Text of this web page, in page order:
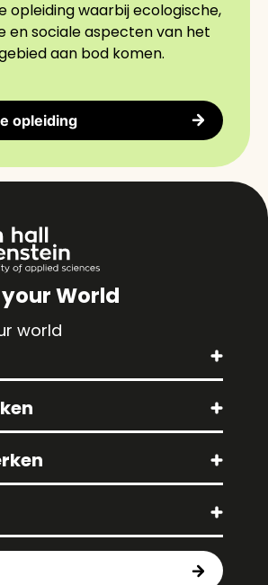
opleiding waarbij ecologische,
en sociale aspecten van het
aan bod komen.
opleiding
World
world